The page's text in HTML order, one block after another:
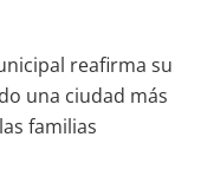
reafirma su
una ciudad más
familias